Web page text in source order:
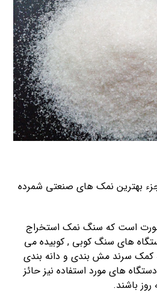
بهترین نمک های صنعتی شمرده
صورت است که سنگ نمک استخراج
های سنگ کوبی , کوبیده می
سرند مش بندی و دانه بندی
های مورد استفاده نیز حائز
باشند.